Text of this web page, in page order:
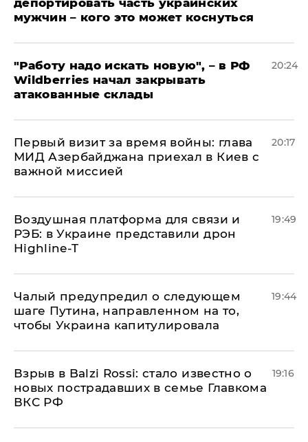
мужчин – кого это может коснуться
"Работу надо искать новую", – в РФ
Wildberries начал закрывать
атакованные склады
20:24
Первый визит за время войны: глава
МИД Азербайджана приехал в Киев с
важной миссией
20:17
Воздушная платформа для связи и
РЭБ: в Украине представили дрон
Highline-T
19:49
Чалый предупредил о следующем
шаге Путина, направленном на то,
чтобы Украина капитулировала
19:44
Взрыв в Balzi Rossi: стало известно о
новых пострадавших в семье Главкома
ВКС РФ
19:16